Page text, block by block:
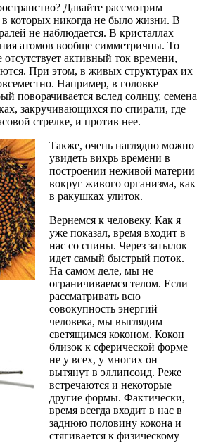
Давайте рассмотрим
которых никогда не было жизни. В
не наблюдается. В кристаллах
атомов вообще симметричны. То
отсутствует активный ток времени,
При этом, в живых структурах их
Например, в головке
поворачивается вслед солнцу, семена
закручивающихся по спирали, где
стрелке, и против нее.
Также, очень наглядно можно
увидеть вихрь времени в
построении неживой материи
вокруг живого организма, как
в ракушках улиток.
Вернемся к человеку. Как я
уже показал, время входит в
нас со спины. Через затылок
идет самый быстрый поток.
На самом деле, мы не
ограничиваемся телом. Если
рассматривать всю
совокупность энергий
человека, мы выглядим
светящимся коконом. Кокон
близок к сферической форме
не у всех, у многих он
вытянут в эллипсоид. Реже
встречаются и некоторые
другие формы. Фактически,
время всегда входит в нас в
заднюю половину кокона и
стягивается к физическому